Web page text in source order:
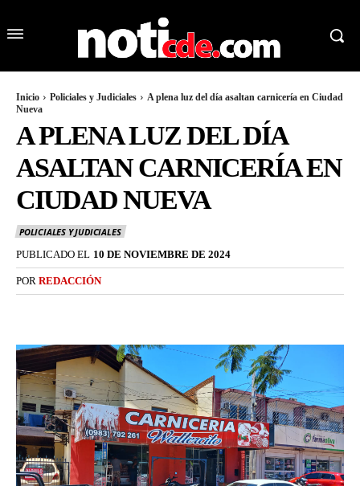
Inicio Policiales y Judiciales
A plena luz del día asaltan carnicería en Ciudad
Nueva
A PLENA LUZ DEL DÍA
ASALTAN CARNICERÍA EN
CIUDAD NUEVA
POLICIALES Y JUDICIALES
PUBLICADO EL 10 DE NOVIEMBRE DE 2024
POR REDACCIÓN